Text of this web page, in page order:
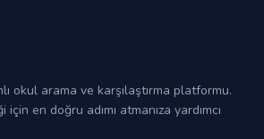
okul arama ve karşılaştırma platformu.
en doğru adımı atmanıza yardımcı